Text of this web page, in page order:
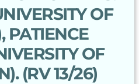
OF
PATIENCE
OF
(RV 13/26)